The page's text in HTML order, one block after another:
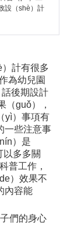
設（shè）計
計有很多
為幼兒園
後期設計
（guǒ），
yì）事項有
一些注意事
）是
以多多關
普工作，
）效果不
內容能
們的身心